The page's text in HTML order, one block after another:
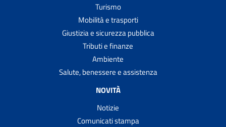
Turismo
Mobilità e trasporti
Giustizia e sicurezza pubblica
Tributi e finanze
Ambiente
Salute, benessere e assistenza
NOVITÀ
Notizie
Comunicati stampa